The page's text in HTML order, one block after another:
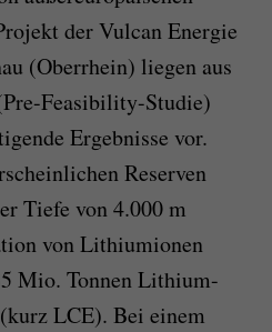
der Vulcan Energie
(Oberrhein) liegen aus
Feasibility-Studie)
Ergebnisse vor.
Reserven
Tiefe von 4.000 m
von Lithiumionen
Mio. Tonnen Lithium-
LCE). Bei einem